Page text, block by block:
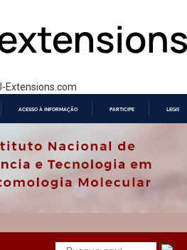
Extensions.com
O
ACESSO À INFORMAÇÃO PARTICIPE